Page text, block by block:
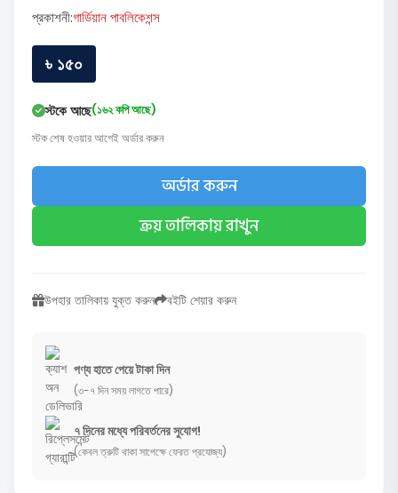
প্রকাশনী:গার্ডিয়ান পাবলিকেশন্স
৳ ১৫০
স্টকে আছে(১৬২ কপি আছে)
স্টক শেষ হওয়ার আগেই অর্ডার করুন
অর্ডার করুন
ক্রয় তালিকায় রাখুন
উপহার তালিকায় যুক্ত করুন বইটি শেয়ার করুন
পণ্য হাতে পেয়ে টাকা দিন
(৩-৭ দিন সময় লাগতে পারে)
৭ দিনের মধ্যে পরিবর্তনের সুযোগ!
(কেবল ত্রুটি থাকা সাপেক্ষে ফেরত প্রযোজ্য)